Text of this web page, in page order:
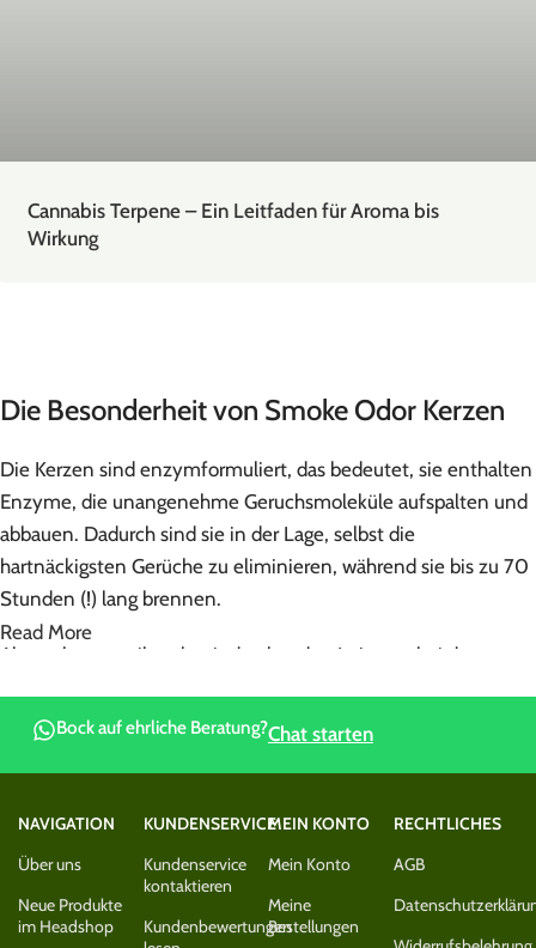
Cannabis Terpene – Ein Leitfaden für Aroma bis
Wirkung
Die Besonderheit von Smoke Odor Kerzen
Die Kerzen sind enzymformuliert, das bedeutet, sie enthalten
Enzyme, die unangenehme Geruchsmoleküle aufspalten und
abbauen. Dadurch sind sie in der Lage, selbst die
hartnäckigsten Gerüche zu eliminieren, während sie bis zu 70
Stunden (!) lang brennen.
Abgesehen von ihrer beeindruckenden Leistung bei der
Auswahl an außergewöhnlichen Gerüchen. Egal, ob du eine
Exterminator“ Duftkerzen bieten für jeden Geschmack etwas.
Einige der verführerischen Düfte sind:
„Maui Wowie Mango“: Lass dich von dem verlockenden Aroma
Read More
Bock auf ehrliche Beratung?Chat starten
NAVIGATION
Über uns
Neue Produkte
im Headshop
KUNDENSERVICE
Kundenservice
kontaktieren
Kundenbewertungen
MEIN KONTO
Mein Konto
Meine
Bestellungen
RECHTLICHES
AGB